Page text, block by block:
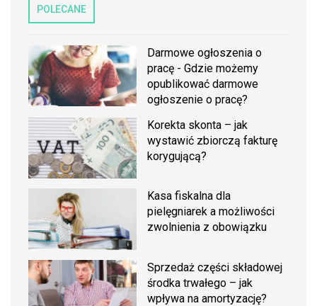
POLECANE
Darmowe ogłoszenia o
pracę - Gdzie możemy
opublikować darmowe
ogłoszenie o pracę?
Korekta skonta – jak
wystawić zbiorczą fakturę
korygującą?
Kasa fiskalna dla
pielęgniarek a możliwości
zwolnienia z obowiązku
Sprzedaż części składowej
środka trwałego – jak
wpływa na amortyzację?